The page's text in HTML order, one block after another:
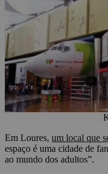
Em Loures, um local que
espaço é uma cidade de
ao mundo dos adultos”.